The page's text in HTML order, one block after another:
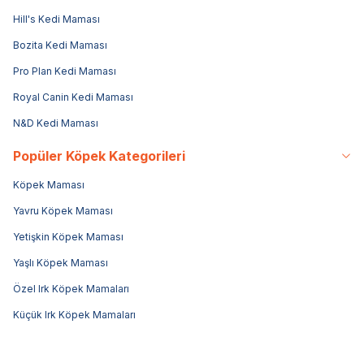
Hill's Kedi Maması
Bozita Kedi Maması
Pro Plan Kedi Maması
Royal Canin Kedi Maması
N&D Kedi Maması
Popüler Köpek Kategorileri
Köpek Maması
Yavru Köpek Maması
Yetişkin Köpek Maması
Yaşlı Köpek Maması
Özel Irk Köpek Mamaları
Küçük Irk Köpek Mamaları